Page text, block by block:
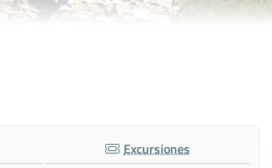
Excursiones